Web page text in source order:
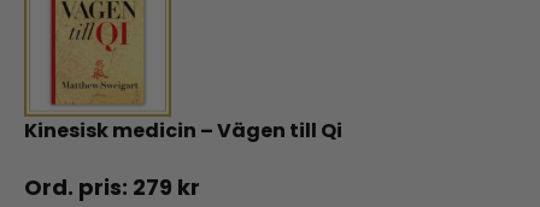
Kinesisk medicin – Vägen till Qi
279 kr